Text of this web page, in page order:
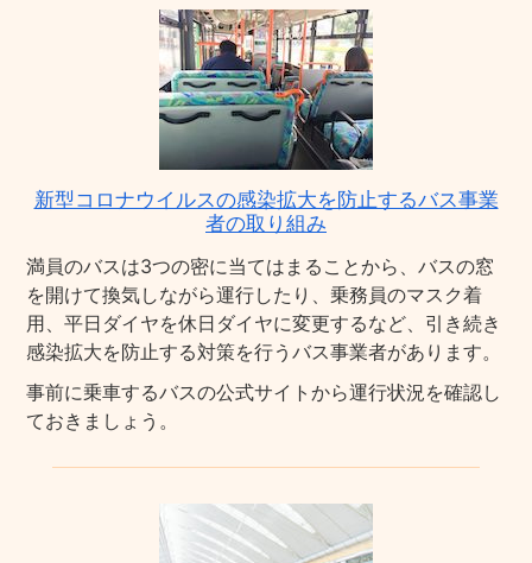
新型コロナウイルスの感染拡大を防止するバス事業
者の取り組み
満員のバスは3つの密に当てはまることから、バスの窓
を開けて換気しながら運行したり、乗務員のマスク着
用、平日ダイヤを休日ダイヤに変更するなど、引き続き
感染拡大を防止する対策を行うバス事業者があります。
事前に乗車するバスの公式サイトから運行状況を確認し
ておきましょう。